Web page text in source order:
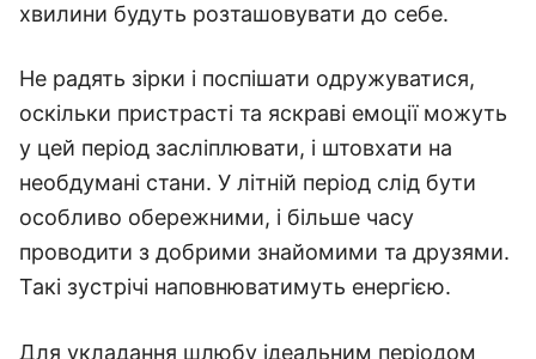
хвилини будуть розташовувати до себе.
Не радять зірки і поспішати одружуватися,
оскільки пристрасті та яскраві емоції можуть
у цей період засліплювати, і штовхати на
необдумані стани. У літній період слід бути
особливо обережними, і більше часу
проводити з добрими знайомими та друзями.
Такі зустрічі наповнюватимуть енергією.
Для укладання шлюбу ідеальним періодом